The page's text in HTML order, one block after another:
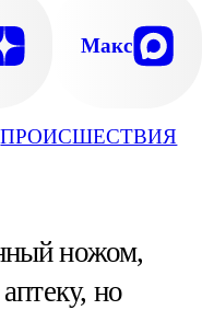
ПРОИСШЕСТВИЯ
Макс
ножом,
но